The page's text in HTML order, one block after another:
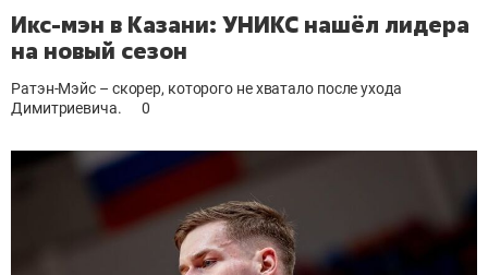
Икс-мэн в Казани: УНИКС нашёл лидера
на новый сезон
Ратэн-Мэйс – скорер, которого не хватало после ухода
Димитриевича.
0